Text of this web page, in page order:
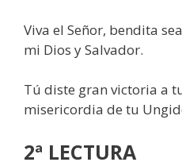
Viva el Señor, bendita
mi Dios y Salvador.
Tú diste gran victoria a
misericordia de tu
2ª LECTURA